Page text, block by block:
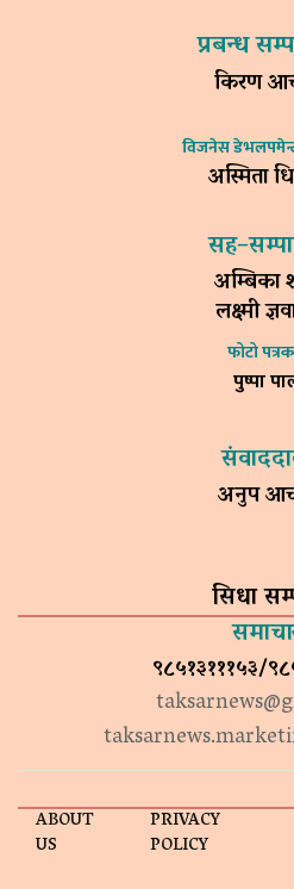
प्रबन्ध
किरण
विजनेस
अस्मिता
अम्बिका
लक्ष्मी
फोटो
पुष्पा
अनुप
सिधा
९८५१३१११५३/
ABOUT
US
PRIVACY
POLICY